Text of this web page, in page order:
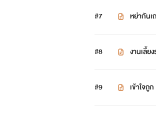
#7 หย่ากันเ
#8 งานเลี้ย
#9 เข้าใจถูก